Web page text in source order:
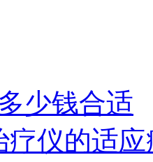
少钱合适
疗仪的适应